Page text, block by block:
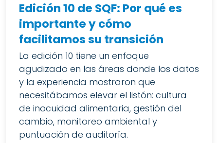
Edición 10 de SQF: Por qué es
importante y cómo
facilitamos su transición
La edición 10 tiene un enfoque
agudizado en las áreas donde los datos
y la experiencia mostraron que
necesitábamos elevar el listón: cultura
de inocuidad alimentaria, gestión del
cambio, monitoreo ambiental y
puntuación de auditoría.